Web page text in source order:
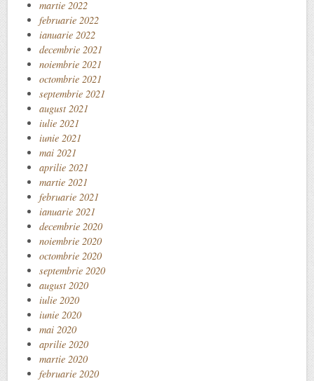
martie 2022
februarie 2022
ianuarie 2022
decembrie 2021
noiembrie 2021
octombrie 2021
septembrie 2021
august 2021
iulie 2021
iunie 2021
mai 2021
aprilie 2021
martie 2021
februarie 2021
ianuarie 2021
decembrie 2020
noiembrie 2020
octombrie 2020
septembrie 2020
august 2020
iulie 2020
iunie 2020
mai 2020
aprilie 2020
martie 2020
februarie 2020